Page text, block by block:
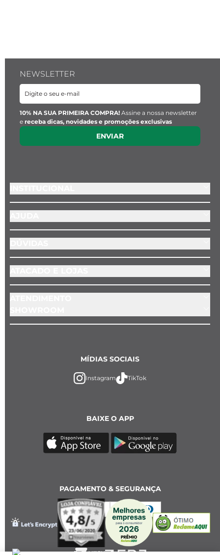
NEWSLETTER
10% NA SUA PRIMEIRA COMPRA! Assine a nossa newsletter
e receba dicas, novidades e promoções exclusivas
ENVIAR
BAIXE O APP
MÍDIAS SOCIAIS
Instagram TikTok
PAGAMENTO & SEGURANÇA